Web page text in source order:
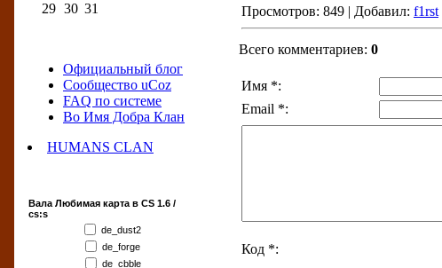
29 30 31
Официальный блог
Сообщество uCoz
FAQ по системе
Во Имя Добра Клан
HUMANS CLAN
Вала Любимая карта в CS 1.6 /
cs:s
de_dust2
de_forge
de_cbble
Просмотров: 849 | Добавил: f1rst
Всего комментариев: 0
Имя *:
Email *:
Код *: